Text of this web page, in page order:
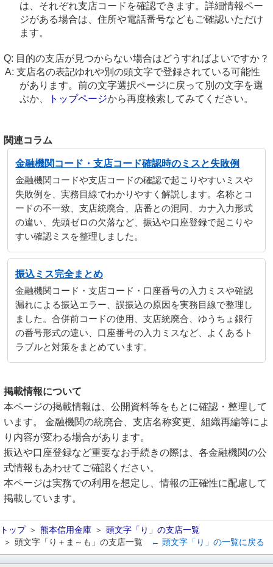
は、それぞれ支店コードを確認できます。詳細情報ペー
ジがある場合は、住所や電話番号などもご確認いただけ
ます。
目的の支店が見つからない場合はどうすればよいですか？
支店名の表記ゆれや別の頭文字で登録されている可能性
があります。前の文字選択ページに戻って別の文字を選
ぶか、
トップページから再度検索してみてください。
関連コラム
金融機関コード・支店コード確認時のミスと失敗例
金融機関コードや支店コードの確認で起こりやすいミスや
失敗例を、実務目線でわかりやすく解説します。名称とコ
ードの不一致、支店統廃合、店番との混同、カナ入力形式
の違い、先頭ゼロの欠落など、振込や口座登録で起こりや
すい確認ミスを整理しました。
振込ミス完全まとめ
金融機関コード・支店コード・口座番号の入力ミスや確認
漏れによる振込エラー、誤振込の原因を実務目線で整理し
ました。合併前コードの使用、支店統廃合、ゆうちょ銀行
の番号形式の違い、口座番号の入力ミスなど、よくあるト
ラブルと対策をまとめています。
掲載情報について
本ページの掲載情報は、公開資料等をもとに確認・整理して
います。 金融機関の統廃合、支店名称変更、組織再編等によ
り内容が変わる場合があります。
振込や口座登録など重要なお手続きの際は、各金融機関の公
式情報もあわせてご確認ください。
本ページは実務での利用を想定し、情報の正確性に配慮して
掲載しています。
トップ 熊本信用金庫
頭文字「り」の支店一覧
頭文字「り＋ま～も」の支店一覧
← 頭文字「り」の一覧に戻る